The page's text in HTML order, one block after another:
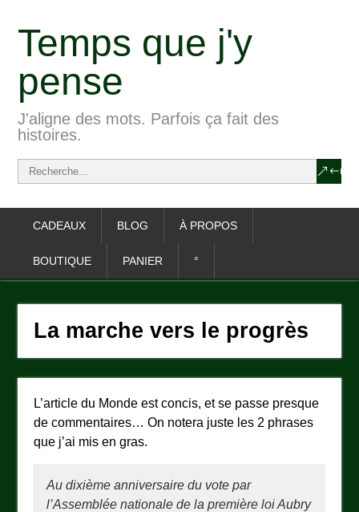
Temps que j'y
pense
J'aligne des mots. Parfois ça fait des
histoires.
CADEAUX BLOG À PROPOS
BOUTIQUE PANIER °
La marche vers le progrès
L’article du Monde est concis, et se passe presque
de commentaires… On notera juste les 2 phrases
que j’ai mis en gras.
Au dixième anniversaire du vote par
l’Assemblée nationale de la première loi Aubry